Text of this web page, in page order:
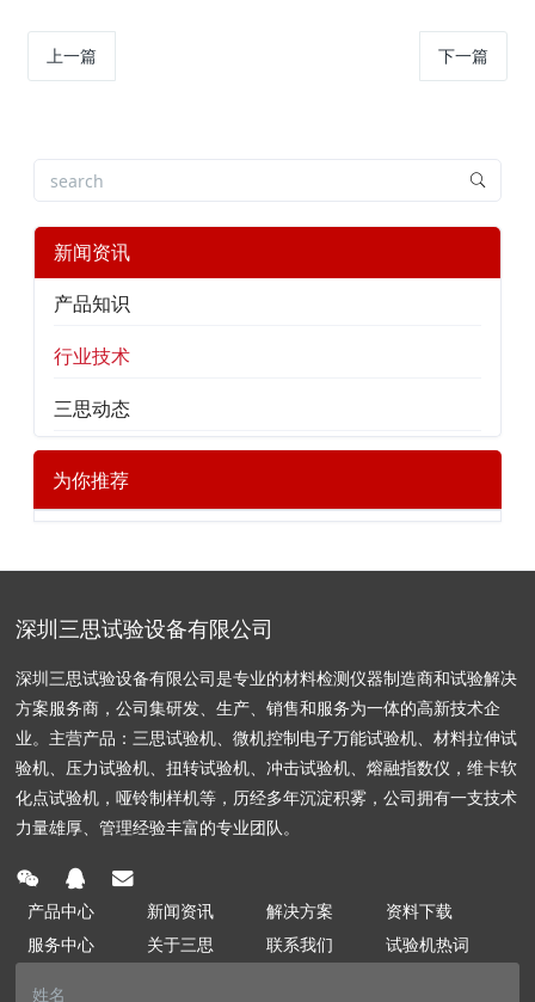
上一篇 下一篇
新闻资讯
产品知识
行业技术
三思动态
为你推荐
深圳三思试验设备有限公司
深圳三思试验设备有限公司是专业的材料检测仪器制造商和试验解决
方案服务商，公司集研发、生产、销售和服务为一体的高新技术企
业。主营产品：三思试验机、微机控制电子万能试验机、材料拉伸试
验机、压力试验机、扭转试验机、冲击试验机、熔融指数仪，维卡软
化点试验机，哑铃制样机等，历经多年沉淀积雾，公司拥有一支技术
力量雄厚、管理经验丰富的专业团队。
产品中心 新闻资讯 解决方案
资料下载
服务中心
关于三思 联系我们 试验机热词